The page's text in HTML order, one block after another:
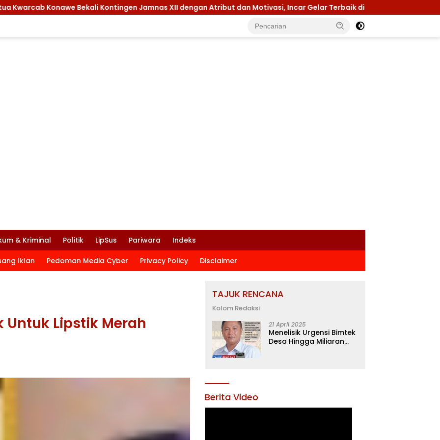
Bekali Kontingen Jamnas XII dengan Atribut dan Motivasi, Incar Gelar Terbaik di Sultra Menuju Jamnas 2026,
& Kriminal Politik LipSus Pariwara Indeks
Iklan Pedoman Media Cyber Privacy Policy Disclaimer
Untuk Lipstik Merah
TAJUK RENCANA
Kolom Redaksi
21 April 2025
Menelisik Urgensi Bimtek
Desa Hingga Miliaran
Berita Video